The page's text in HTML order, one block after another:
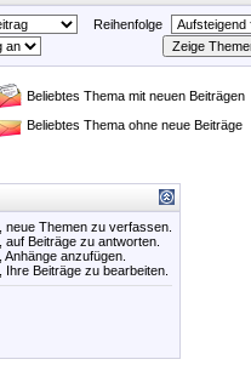
Reihenfolge
Beliebtes Thema mit neuen Beiträgen
Beliebtes Thema ohne neue Beiträge
, neue Themen zu verfassen.
, auf Beiträge zu antworten.
, Anhänge anzufügen.
, Ihre Beiträge zu bearbeiten.